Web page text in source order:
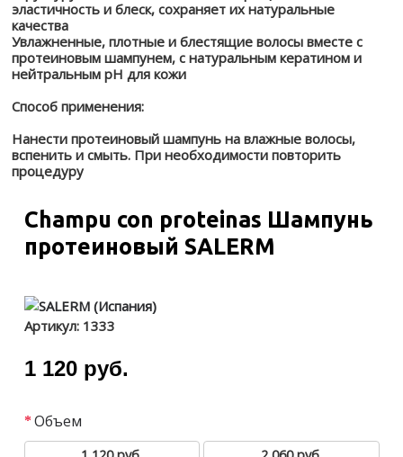
эластичность и блеск, сохраняет их натуральные
качества
Увлажненные, плотные и блестящие волосы вместе с
протеиновым шампунем, с натуральным кератином и
нейтральным pH для кожи
Способ применения:
Нанести протеиновый шампунь на влажные волосы,
вспенить и смыть. При необходимости повторить
процедуру
Champu con proteinas Шампунь
протеиновый SALERM
Артикул: 1333
1 120 руб.
Объем